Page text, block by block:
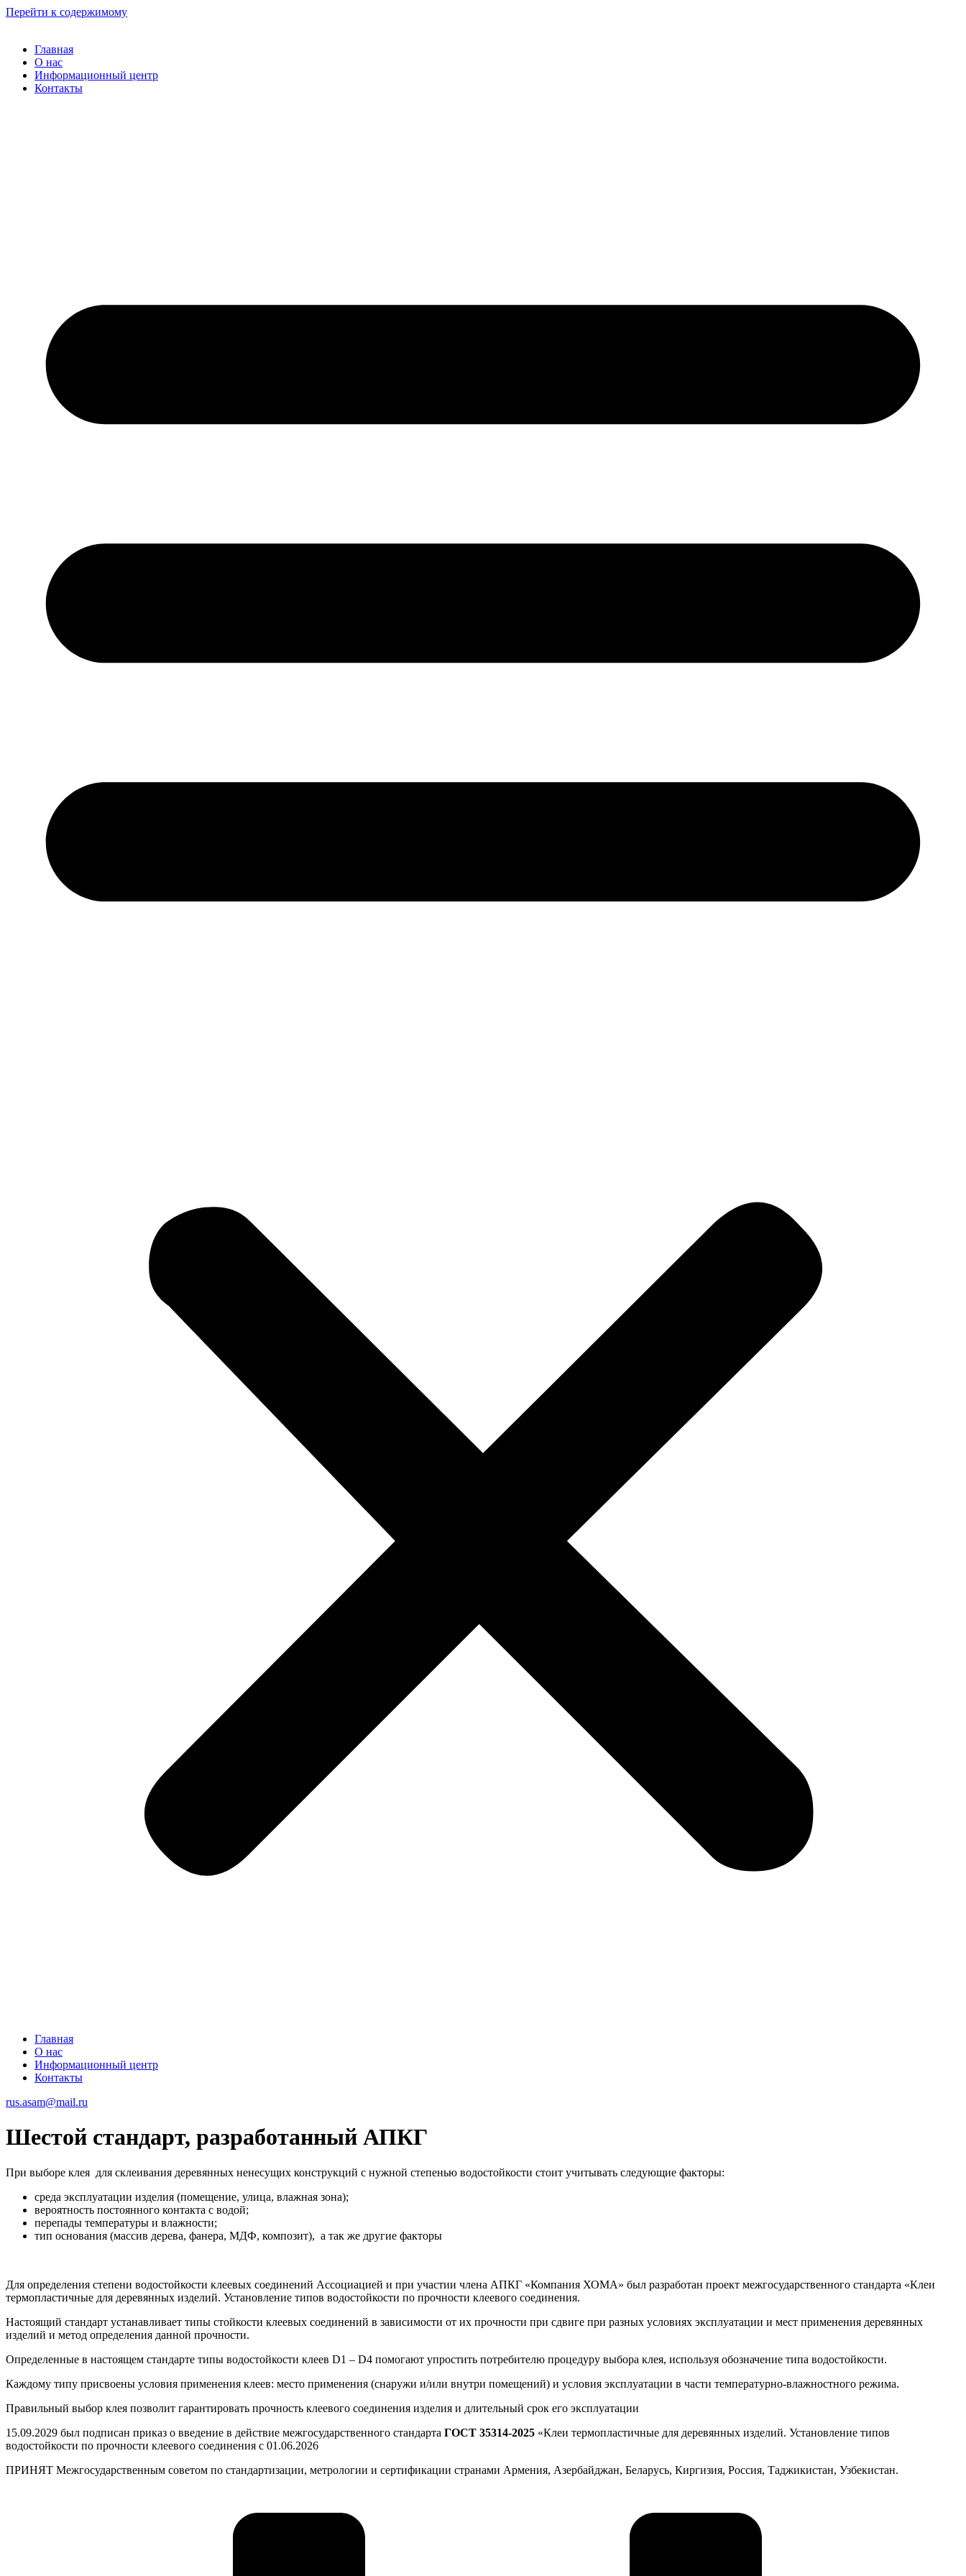
Перейти к содержимому
Главная
О нас
Информационный центр
Контакты
Главная
О нас
Информационный центр
Контакты
rus.asam@mail.ru
Шестой стандарт, разработанный АПКГ
При выборе клея для склеивания деревянных ненесущих конструкций с нужной степенью водостойкости стоит учитывать следующие факторы:
среда эксплуатации изделия (помещение, улица, влажная зона);
вероятность постоянного контакта с водой;
перепады температуры и влажности;
тип основания (массив дерева, фанера, МДФ, композит), а так же другие факторы
Для определения степени водостойкости клеевых соединений Ассоциацией и при участии члена АПКГ «Компания ХОМА» был разработан проект межгосударственного стандарта «Клеи
термопластичные для деревянных изделий. Установление типов водостойкости по прочности клеевого соединения.
Настоящий стандарт устанавливает типы стойкости клеевых соединений в зависимости от их прочности при сдвиге при разных условиях эксплуатации и мест применения деревянных
изделий и метод определения данной прочности.
Определенные в настоящем стандарте типы водостойкости клеев D1 – D4 помогают упростить потребителю процедуру выбора клея, используя обозначение типа водостойкости.
Каждому типу присвоены условия применения клеев: место применения (снаружи и/или внутри помещений) и условия эксплуатации в части температурно-влажностного режима.
Правильный выбор клея позволит гарантировать прочность клеевого соединения изделия и длительный срок его эксплуатации
15.09.2029 был подписан приказ о введение в действие межгосударственного стандарта ГОСТ 35314-2025 «Клеи термопластичные для деревянных изделий. Установление типов
водостойкости по прочности клеевого соединения с 01.06.2026
ПРИНЯТ Межгосударственным советом по стандартизации, метрологии и сертификации странами Армения, Азербайджан, Беларусь, Киргизия, Россия, Таджикистан, Узбекистан.